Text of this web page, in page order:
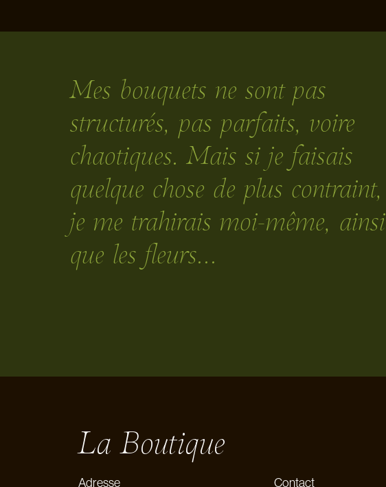
Mes bouquets ne sont pas
structurés, pas parfaits, voire
chaotiques. Mais si je faisais
quelque chose de plus contraint,
je me trahirais moi-même, ainsi
que les fleurs…
La Boutique
Adresse Contact